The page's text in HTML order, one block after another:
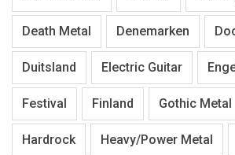
Death Metal Denemarken
Duitsland Electric Guitar
Festival Finland Gothic Metal
Hardrock Heavy/Power Metal